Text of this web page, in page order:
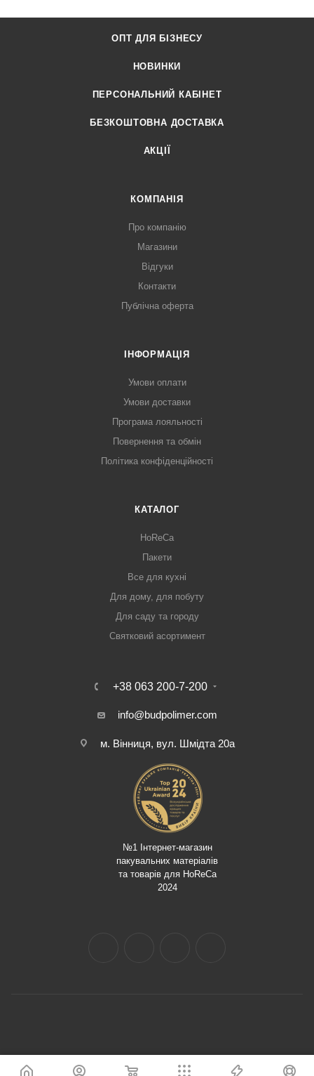
ОПТ ДЛЯ БІЗНЕСУ
НОВИНКИ
ПЕРСОНАЛЬНИЙ КАБІНЕТ
БЕЗКОШТОВНА ДОСТАВКА
АКЦІЇ
КОМПАНІЯ
Про компанію
Магазини
Відгуки
Контакти
Публічна оферта
ІНФОРМАЦІЯ
Умови оплати
Умови доставки
Програма лояльності
Повернення та обмін
Політика конфіденційності
КАТАЛОГ
HoReCa
Пакети
Все для кухні
Для дому, для побуту
Для саду та городу
Святковий асортимент
+38 063 200-7-200
info@budpolimer.com
м. Вінниця, вул. Шмідта 20а
№1 Інтернет-магазин
пакувальних матеріалів
та товарів для HoReCa
2024